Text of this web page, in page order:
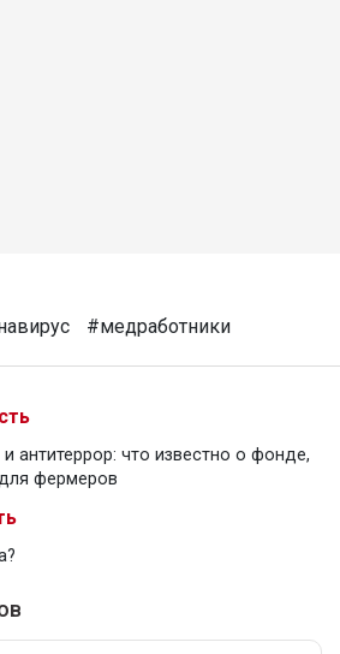
#медработники
и антитеррор: что известно о фонде,
фермеров